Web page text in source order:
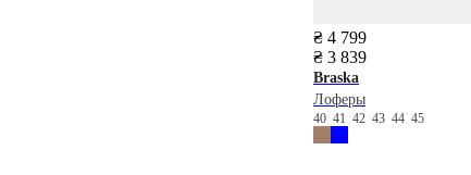
₴ 4 799
₴ 3 839
Braska
Лоферы
40 41 42 43 44 45